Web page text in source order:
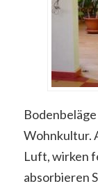
Wohnkultur.
Luft, wirken
absorbieren